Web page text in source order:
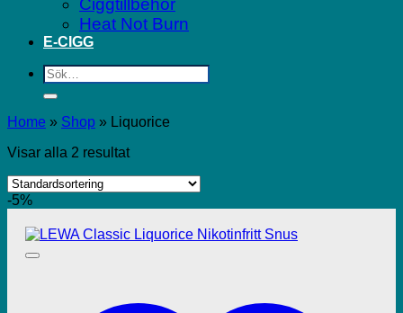
Ciggtillbehör
Heat Not Burn
E-CIGG
Sök
efter:
Home » Shop » Liquorice
Visar alla 2 resultat
-5%